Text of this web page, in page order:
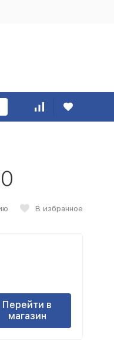
В избранное
Перейти в
магазин